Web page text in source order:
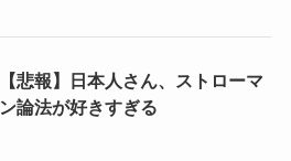
【悲報】日本人さん、ストローマ
ン論法が好きすぎる